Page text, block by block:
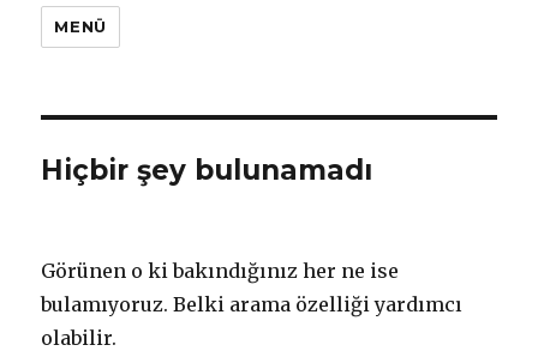
MENÜ
Hiçbir şey bulunamadı
Görünen o ki bakındığınız her ne ise
bulamıyoruz. Belki arama özelliği yardımcı
olabilir.